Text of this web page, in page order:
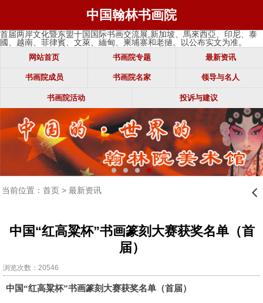
中国翰林书画院
首届两岸文化暨东盟十国国际书画交流展,新加坡、馬來西亞、印尼、泰
國、越南、菲律賓、文萊、緬甸、柬埔寨和老撾。以公布实文为准。
网站首页 书画院专题 最新资讯
书画院成员 书画院名家 领导与名人
书画院活动 投诉与建议
当前位置： 首页> 最新资讯 󰊒
中国“红高粱杯”书画篆刻大赛获奖名单（首
届）
浏览次数：20546
中国“红高粱杯”书画篆刻大赛获奖名单（首届）